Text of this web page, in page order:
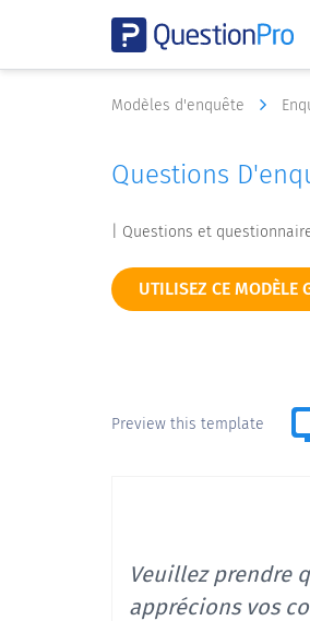
Modèles d'enquête
Questions
| Questions et
UTILISEZ CE MODÈLE
Preview this template
Veuillez prendre
apprécions vos